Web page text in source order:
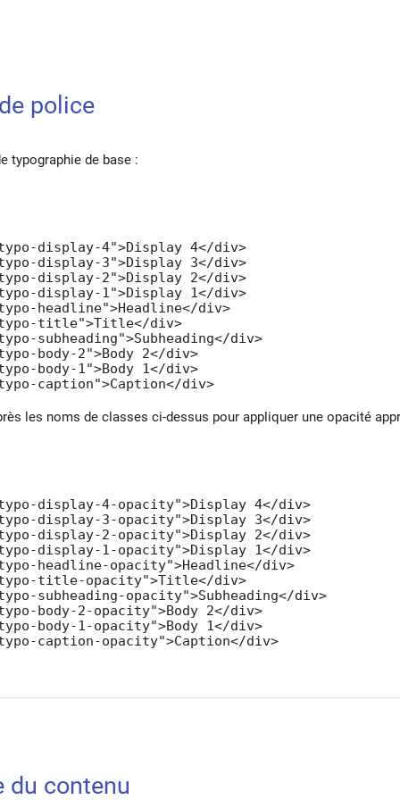
police
typographie de base :
display-4">Display 4</div>
display-3">Display 3</div>
display-2">Display 2</div>
display-1">Display 1</div>
headline">Headline</div>
typo-title">Title</div>
subheading">Subheading</div>
body-2">Body 2</div>
body-1">Body 1</div>
caption">Caption</div>
les noms de classes ci-dessus pour appliquer une opacité
display-4-opacity">Display 4</div>
display-3-opacity">Display 3</div>
display-2-opacity">Display 2</div>
display-1-opacity">Display 1</div>
headline-opacity">Headline</div>
typo-title-opacity">Title</div>
subheading-opacity">Subheading</div>
body-2-opacity">Body 2</div>
body-1-opacity">Body 1</div>
caption-opacity">Caption</div>
du contenu